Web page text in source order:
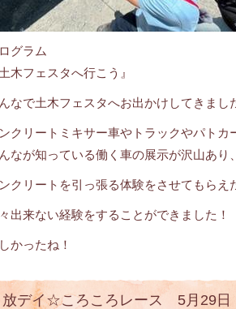
グラム
土木フェスタへ行こう』
なで土木フェスタへお出かけしてきまし
クリートミキサー車やトラックやパトカ
なが知っている働く車の展示が沢山あり
クリートを引っ張る体験をさせてもらえ
出来ない経験をすることができました！
かったね！
放デイ☆ころころレース 5月29日